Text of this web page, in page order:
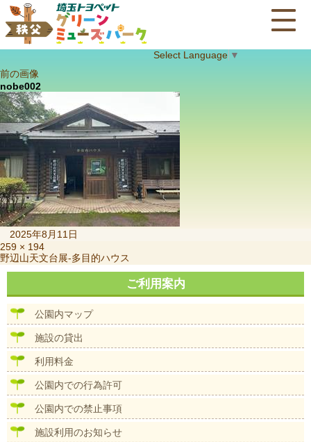
Select Language ▼
前の画像
nobe002
稿
日:
2025年8月11日
フ
ル
サ
ズ
259 × 194
投
稿
ビ
野辺山天文台展-多目的ハウス
ご利用案内
公園内マップ
施設の貸出
利用料金
公園内での行為許可
公園内での禁止事項
施設利用のお知らせ